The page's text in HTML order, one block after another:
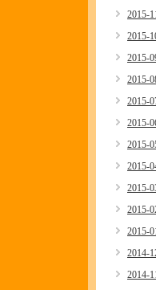
2015-
2015-
2015-
2015-
2015-
2015-
2015-
2015-
2015-
2015-
2015-
2014-
2014-